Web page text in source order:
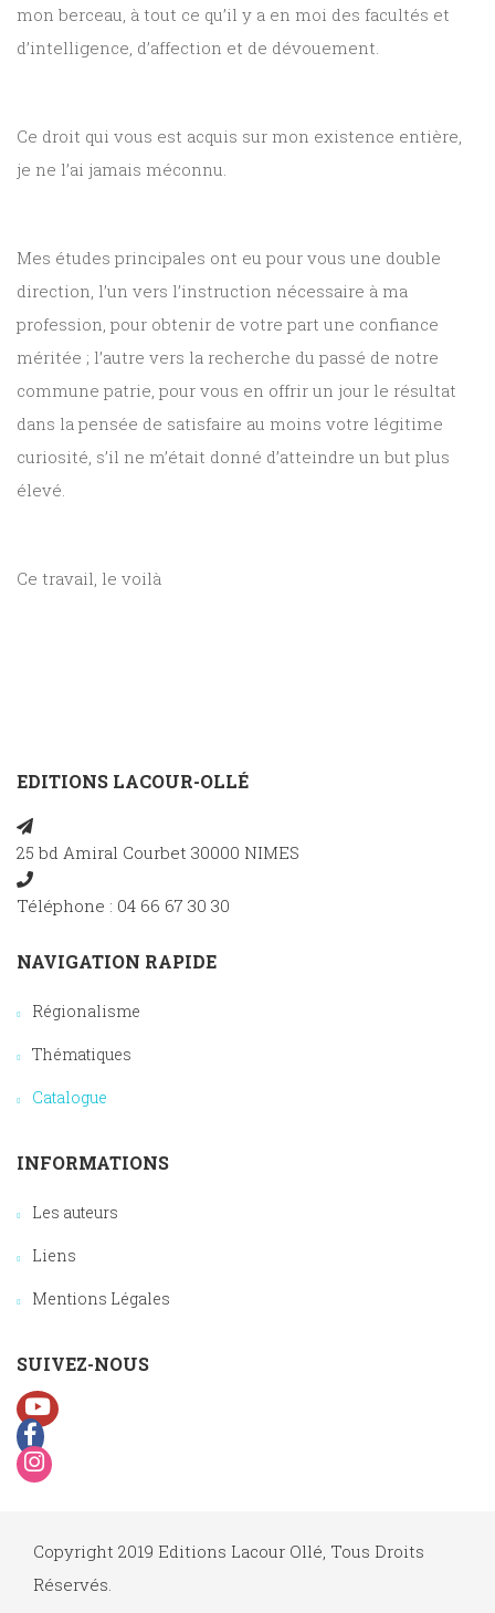
mon berceau, à tout ce qu’il y a en moi des facultés et
d’intelligence, d’affection et de dévouement.
Ce droit qui vous est acquis sur mon existence entière,
je ne l’ai jamais méconnu.
Mes études principales ont eu pour vous une double
direction, l’un vers l’instruction nécessaire à ma
profession, pour obtenir de votre part une confiance
méritée ; l’autre vers la recherche du passé de notre
commune patrie, pour vous en offrir un jour le résultat
dans la pensée de satisfaire au moins votre légitime
curiosité, s’il ne m’était donné d’atteindre un but plus
élevé.
Ce travail, le voilà
EDITIONS LACOUR-OLLÉ
25 bd Amiral Courbet 30000 NIMES
Téléphone : 04 66 67 30 30
NAVIGATION RAPIDE
Régionalisme
Thématiques
Catalogue
INFORMATIONS
Les auteurs
Liens
Mentions Légales
SUIVEZ-NOUS
Copyright 2019 Editions Lacour Ollé, Tous Droits
Réservés.